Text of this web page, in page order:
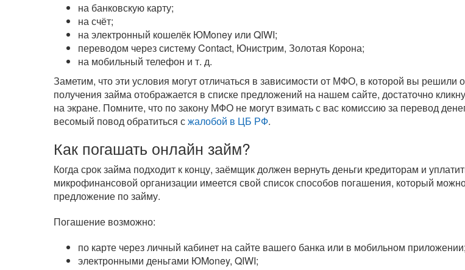
на банковскую карту;
на счёт;
на электронный кошелёк ЮMoney или QIWI;
переводом через систему Contact, Юнистрим, Золотая Корона;
на мобильный телефон и т. д.
Заметим, что эти условия могут отличаться в зависимости от МФО, в которой вы
получения займа отображается в списке предложений на нашем сайте, достаточно
на экране. Помните, что по закону МФО не могут взимать с вас комиссию за перевод
весомый повод обратиться сжалобой в ЦБ РФ.
Как погашать онлайн займ?
Когда срок займа подходит к концу, заёмщик должен вернуть деньги кредиторам и
микрофинансовой организации имеется свой список способов погашения, который
предложение по займу.
Погашение возможно:
по карте через личный кабинет на сайте вашего банка или в мобильном приложении;
электронными деньгами ЮMoney, QIWI;